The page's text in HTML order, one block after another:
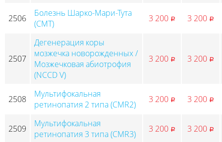
2506
Болезнь Шарко-Мари-Тута
(CMT)
3 200 p 3 200 p
2507
Дегенерация коры
мозжечка новорожденных /
Мозжечковая абиотрофия
(NCCD V)
3 200 p 3 200 p
2508
Мультифокальная
ретинопатия 2 типа (CMR2)
3 200 p 3 200 p
2509
Мультифокальная
ретинопатия 3 типа (CMR3)
3 200 p 3 200 p